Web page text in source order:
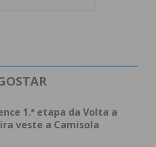
a corporação deixa
a todos os
e população que
ao longo desta
presença no quartel para
1.ª etapa da Volta a
veste a Camisola